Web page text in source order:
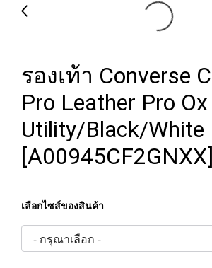
รองเท้า Converse
Pro Leather Pro Ox
Utility/Black/White
[A00945CF2GNXX]
เลือกไซส์ของสินค้า